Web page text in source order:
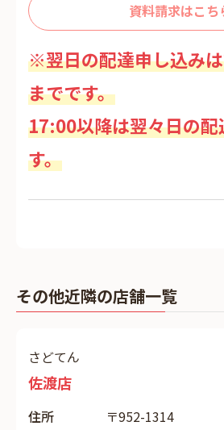
資料請求はこち
※翌日の配達申し込み
までです。
17:00以降は翌々日の配
す。
その他近隣の店舗一覧
さどてん
佐渡店
住所
〒952-1314